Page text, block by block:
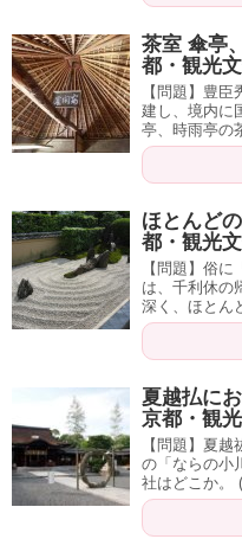
茶室 傘亭
都・観光
【問題】豊
建し、境内に
亭、時雨亭の
ほとんど
都・観光
【問題】
は、千利休の
深く、ほとん
夏越払に
京都・観
【問題】夏
の「ならの小
社はどこか。